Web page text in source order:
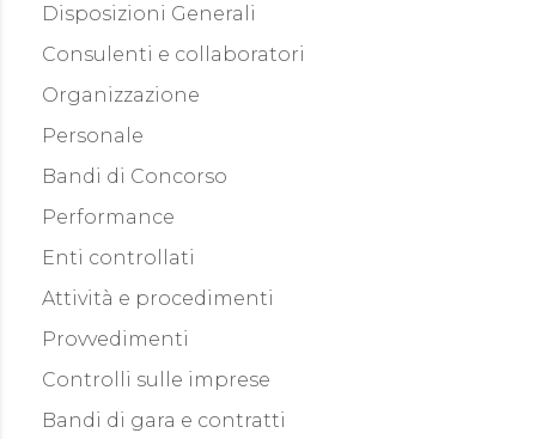
Disposizioni Generali
Consulenti e collaboratori
Organizzazione
Personale
Bandi di Concorso
Performance
Enti controllati
Attività e procedimenti
Provvedimenti
Controlli sulle imprese
Bandi di gara e contratti